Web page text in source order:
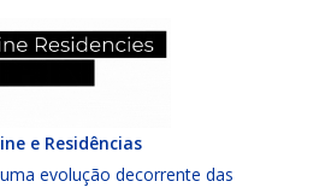
e Residências
uma evolução decorrente das